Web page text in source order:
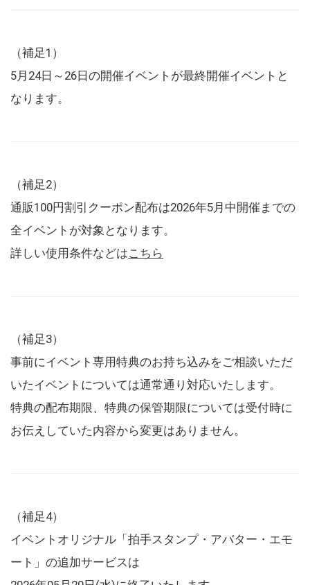
（補足1）
5月24日～26日の開催イベントが最終開催イベントと
なります。
（補足2）
通販100円割引クーポン配布は2026年5月中開催までの
全イベントが対象となります。
詳しい使用条件などはこちら
（補足3）
事前にイベント専用特典のお持ち込みをご相談いただ
いたイベントについては通常通り対応いたします。
特典の配布期限、特典の保管期限については受付時に
お伝えしていた内容から変更はありません。
（補足4）
イベントオリジナル「拍手スタンプ・アバター・エモ
ート」の追加サービスは